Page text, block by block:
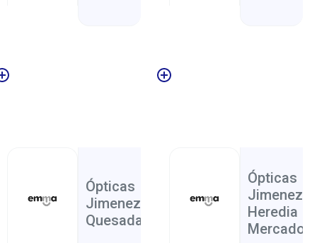
Ópticas
Jimenez Iudad
Quesada
Ópticas
Jimenez
Heredia
Mercado